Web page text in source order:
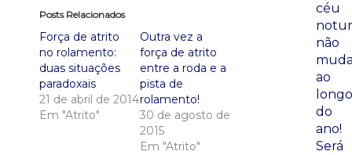
Posts Relacionados
Força de atrito
no rolamento:
duas situações
paradoxais
21 de abril de 2014
Em "Atrito"
Outra vez a
força de atrito
entre a roda e a
pista de
rolamento!
30 de agosto de
2015
Em "Atrito"
céu
não
ao
longo
do
ano!
Será